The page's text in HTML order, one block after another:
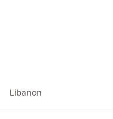
Libanon